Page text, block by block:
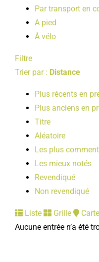
Par transport en
A pied
À vélo
Filtre
Trier par : Distance
Plus récents en
Plus anciens en
Titre
Aléatoire
Les plus
Les mieux notés
Revendiqué
Non revendiqué
Liste Grille
Carte
Aucune entrée n’a été